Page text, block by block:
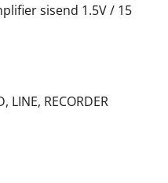
sisend 1.5V / 15
LINE, RECORDER